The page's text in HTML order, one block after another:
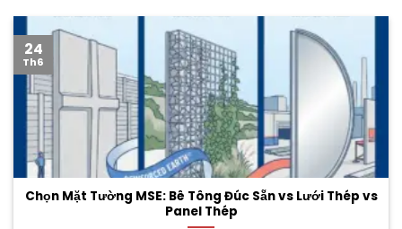
Chọn Mặt Tường MSE: Bê Tông Đúc Sẵn vs Lưới Thép vs
Panel Thép
24
Th6